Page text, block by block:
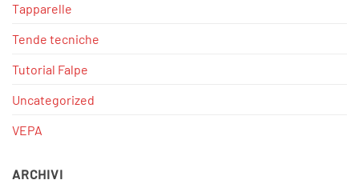
Tapparelle
Tende tecniche
Tutorial Falpe
Uncategorized
VEPA
ARCHIVI